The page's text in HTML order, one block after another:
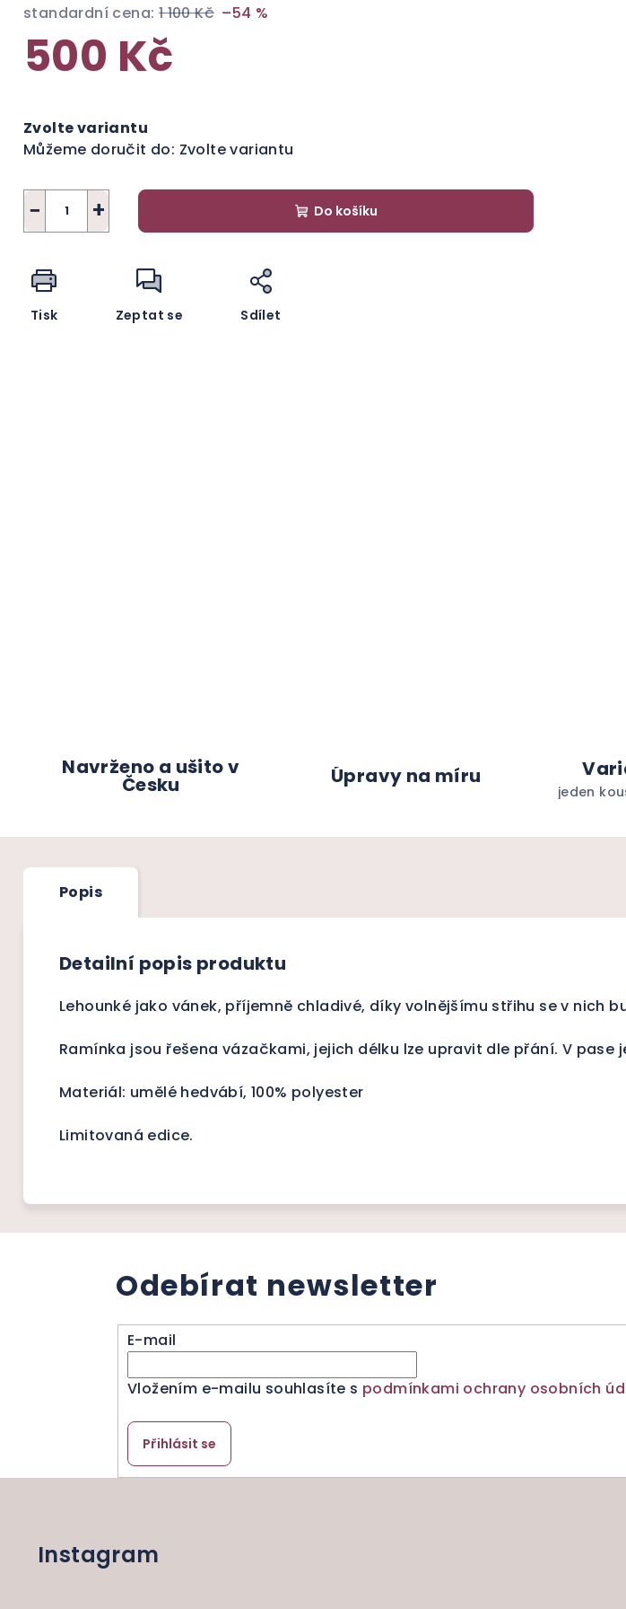
standardní cena: 1 100 Kč –54 %
500 Kč
cena:
Zvolte variantu
Můžeme doručit do: Zvolte variantu
+
− Do košíku
Tisk Zeptat se Sdílet
Navrženo a ušito v
Česku Úpravy na míru
jeden
Popis
Detailní popis produktu
Lehounké jako vánek, příjemně chladivé, díky volnějšímu střihu se v nich
Ramínka jsou řešena vázačkami, jejich délku lze upravit dle přání. V pase
Materiál: umělé hedvábí, 100% polyester
Limitovaná edice.
Odebírat newsletter
E-mail
Vložením e-mailu souhlasíte s podmínkami ochrany osobních
Přihlásit se
Instagram